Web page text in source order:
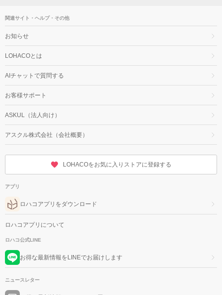
関連サイト・ヘルプ・その他
お知らせ
LOHACOとは
AIチャットで質問する
お客様サポート
ASKUL（法人向け）
アスクル株式会社（会社概要）
LOHACOをお気に入りストアに登録する
アプリ
ロハコアプリをダウンロード
ロハコアプリについて
ロハコ公式LINE
お得な最新情報をLINEでお届けします
ニュースレター